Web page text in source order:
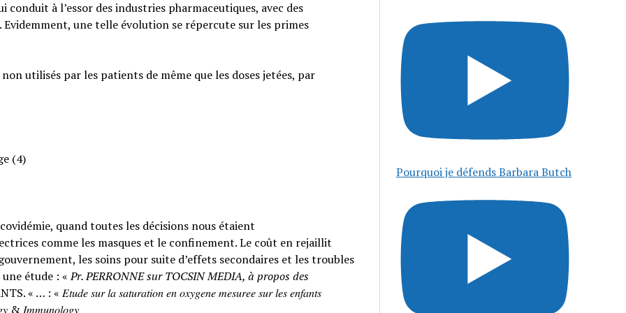
à l’essor des industries pharmaceutiques, avec des
une telle évolution se répercute sur les primes
utilisés par les patients de même que les doses jetées, par
(4)
quand toutes les décisions nous étaient
comme les masques et le confinement. Le coût en rejaillit
les soins pour suite d’effets secondaires et les troubles
une étude : «Pr. PERRONNE sur TOCSIN MEDIA, à propos des
… : « 𝐸𝑡𝑢𝑑𝑒 𝑠𝑢𝑟 𝑙𝑎 𝑠𝑎𝑡𝑢𝑟𝑎𝑡𝑖𝑜𝑛 𝑒𝑛 𝑜𝑥𝑦𝑔𝑒𝑛𝑒 𝑚𝑒𝑠𝑢𝑟𝑒𝑒 𝑠𝑢𝑟 𝑙𝑒𝑠 𝑒𝑛𝑓𝑎𝑛𝑡𝑠
& 𝐼𝑚𝑚𝑢𝑛𝑜𝑙𝑜𝑔𝑦
Pourquoi je défends Barbara Butch